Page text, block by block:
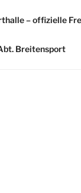
– offizielle
Breitensport